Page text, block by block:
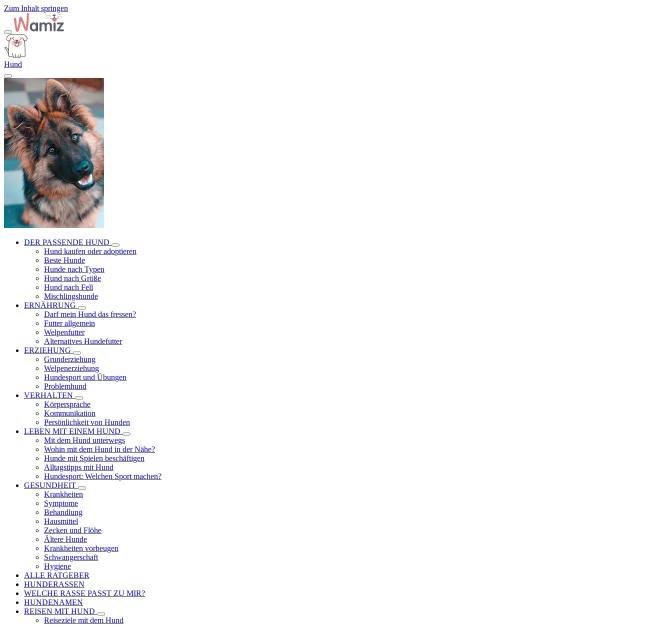
Zum Inhalt springen
Hund
DER PASSENDE HUND
Hund kaufen oder adoptieren
Beste Hunde
Hunde nach Typen
Hund nach Größe
Hund nach Fell
Mischlingshunde
ERNÄHRUNG
Darf mein Hund das fressen?
Futter allgemein
Welpenfutter
Alternatives Hundefutter
ERZIEHUNG
Grunderziehung
Welpenerziehung
Hundesport und Übungen
Problemhund
VERHALTEN
Körpersprache
Kommunikation
Persönlichkeit von Hunden
LEBEN MIT EINEM HUND
Mit dem Hund unterwegs
Wohin mit dem Hund in der Nähe?
Hunde mit Spielen beschäftigen
Alltagstipps mit Hund
Hundesport: Welchen Sport machen?
GESUNDHEIT
Krankheiten
Symptome
Behandlung
Hausmittel
Zecken und Flöhe
Ältere Hunde
Krankheiten vorbeugen
Schwangerschaft
Hygiene
ALLE RATGEBER
HUNDERASSEN
WELCHE RASSE PASST ZU MIR?
HUNDENAMEN
REISEN MIT HUND
Reiseziele mit dem Hund